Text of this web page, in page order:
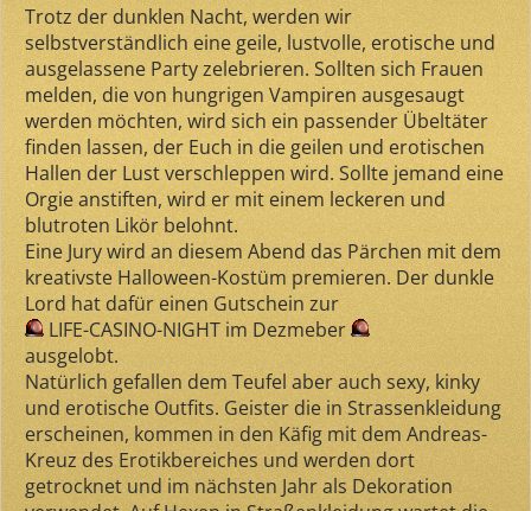
Trotz der dunklen Nacht, werden wir
selbstverständlich eine geile, lustvolle, erotische und
ausgelassene Party zelebrieren. Sollten sich Frauen
melden, die von hungrigen Vampiren ausgesaugt
werden möchten, wird sich ein passender Übeltäter
finden lassen, der Euch in die geilen und erotischen
Hallen der Lust verschleppen wird. Sollte jemand eine
Orgie anstiften, wird er mit einem leckeren und
blutroten Likör belohnt.
Eine Jury wird an diesem Abend das Pärchen mit dem
kreativste Halloween-Kostüm premieren. Der dunkle
Lord hat dafür einen Gutschein zur
LIFE-CASINO-NIGHT im Dezmeber
ausgelobt.
Natürlich gefallen dem Teufel aber auch sexy, kinky
und erotische Outfits. Geister die in Strassenkleidung
erscheinen, kommen in den Käfig mit dem Andreas-
Kreuz des Erotikbereiches und werden dort
getrocknet und im nächsten Jahr als Dekoration